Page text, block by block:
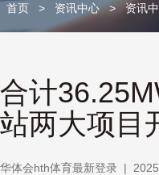
首页 > 资讯中心 > 资讯
合计
站两大项目
华体会hth体育最新登录 |